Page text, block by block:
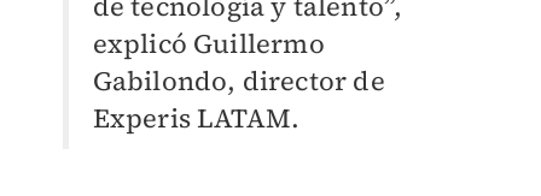
explicó Guillermo
Gabilondo, director de
Experis LATAM.